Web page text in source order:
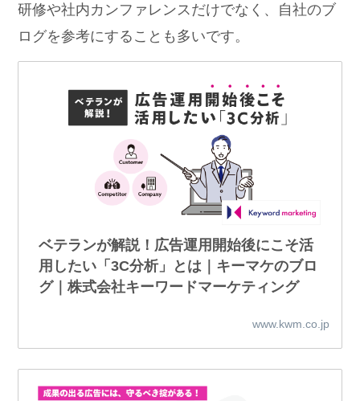
研修や社内カンファレンスだけでなく、自社のブ
ログを参考にすることも多いです。
ベテランが解説！広告運用開始後にこそ活
用したい「3C分析」とは｜キーマケのブロ
グ｜株式会社キーワードマーケティング
www.kwm.co.jp